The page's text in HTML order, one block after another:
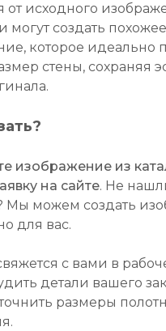
от исходного
могут создать похожее
которое идеально
стены, сохраняя
изображение из
на сайте. Не
Мы можем создать
для вас.
с вами в
детали вашего
размеры